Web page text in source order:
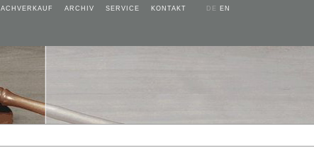
ARCHIV SERVICE KONTAKT DE EN